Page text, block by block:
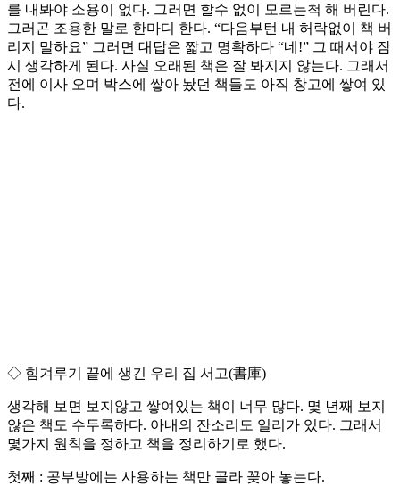
를 내봐야 소용이 없다. 그러면 할수 없이 모르는척 해 버린다.
그러곤 조용한 말로 한마디 한다. “다음부턴 내 허락없이 책 버
리지 말하요” 그러면 대답은 짧고 명확하다 “네!” 그 때서야 잠
시 생각하게 된다. 사실 오래된 책은 잘 봐지지 않는다. 그래서
전에 이사 오며 박스에 쌓아 놨던 책들도 아직 창고에 쌓여 있
다.
◇ 힘겨루기 끝에 생긴 우리 집 서고(書庫)
생각해 보면 보지않고 쌓여있는 책이 너무 많다. 몇 년째 보지
않은 책도 수두록하다. 아내의 잔소리도 일리가 있다. 그래서
몇가지 원칙을 정하고 책을 정리하기로 했다.
첫째 : 공부방에는 사용하는 책만 골라 꽂아 놓는다.